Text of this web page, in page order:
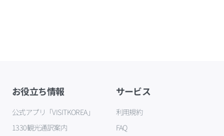
お役立ち情報
公式アプリ「VISITKOREA」
1330観光通訳案内
サービス
利用規約
FAQ